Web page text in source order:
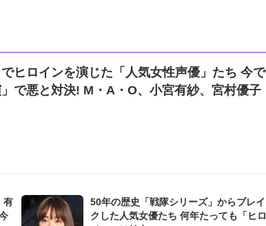
ヒロインを演じた「人気女性声優」たち 今で
で悪と対決! M・A・O、小宮有紗、宮村優子
有
50年の歴史「戦隊シリーズ」からブレイ
クした人気女優たち 何年たっても「ヒロ